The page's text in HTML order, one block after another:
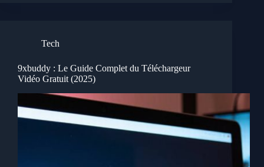
Tech
9xbuddy : Le Guide Complet du Téléchargeur
Vidéo Gratuit (2025)